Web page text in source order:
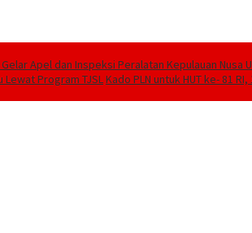
Apel dan Inspeksi Peralatan Kepulauan Nusa
Lewat Program TJSLKado PLN untuk HUT ke- 81